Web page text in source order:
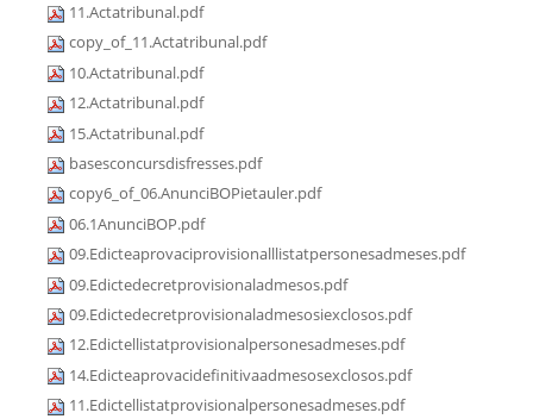
11.Actatribunal.pdf
copy_of_11.Actatribunal.pdf
10.Actatribunal.pdf
12.Actatribunal.pdf
15.Actatribunal.pdf
basesconcursdisfresses.pdf
copy6_of_06.AnunciBOPietauler.pdf
06.1AnunciBOP.pdf
09.Edicteaprovaciprovisionalllistatpersonesadmeses.pdf
09.Edictedecretprovisionaladmesos.pdf
09.Edictedecretprovisionaladmesosiexclosos.pdf
12.Edictellistatprovisionalpersonesadmeses.pdf
14.Edicteaprovacidefinitivaadmesosexclosos.pdf
11.Edictellistatprovisionalpersonesadmeses.pdf